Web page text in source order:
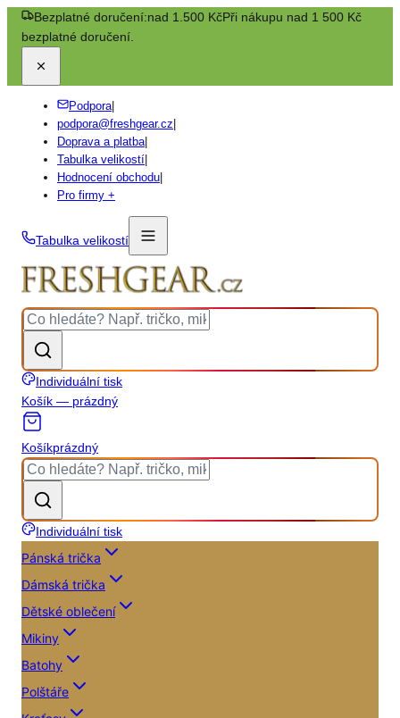
Bezplatné doručení:nad 1.500 KčPři nákupu nad 1 500 Kč
bezplatné doručení.
Podpora|
podpora@freshgear.cz
Doprava a platba|
Tabulka velikostí
Hodnocení obchodu
Pro firmy +
Tabulka velikostí
Individuální tisk
Košík — prázdný
Košíkprázdný
Individuální tisk
Pánská trička
Dámská trička
Dětské oblečení
Mikiny
Batohy
Polštáře